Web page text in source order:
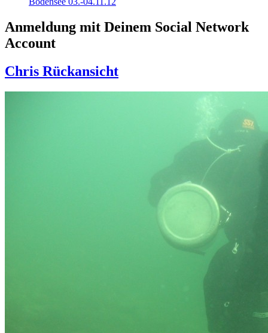
Anmeldung mit Deinem Social Network
Account
Chris Rückansicht